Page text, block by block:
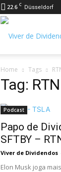
22.6 C Düsseldorf
Home Tags
Tag: RTN
Podcast
Papo de
SFTBY –
Viver de Dividendos
Elon Musk joga